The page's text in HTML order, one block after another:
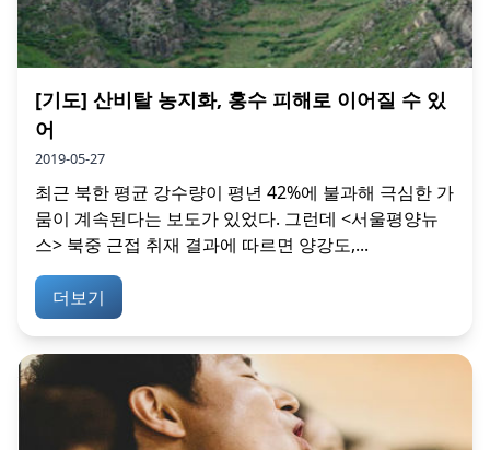
[기도] 산비탈 농지화, 홍수 피해로 이어질 수 있
어
2019-05-27
최근 북한 평균 강수량이 평년 42%에 불과해 극심한 가
뭄이 계속된다는 보도가 있었다. 그런데 <서울평양뉴
스> 북중 근접 취재 결과에 따르면 양강도,...
더보기